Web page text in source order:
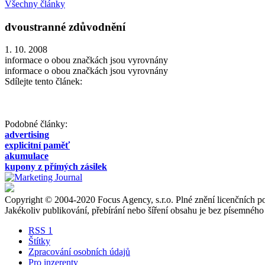
Všechny články
dvoustranné zdůvodnění
1. 10. 2008
informace o obou značkách jsou vyrovnány
informace o obou značkách jsou vyrovnány
Sdílejte tento článek:
Podobné články:
advertising
explicitní paměť
akumulace
kupony z přímých zásilek
Copyright © 2004-2020 Focus Agency, s.r.o. Plné znění licenčních
Jakékoliv publikování, přebírání nebo šíření obsahu je bez písemného
RSS 1
Štítky
Zpracování osobních údajů
Pro inzerenty